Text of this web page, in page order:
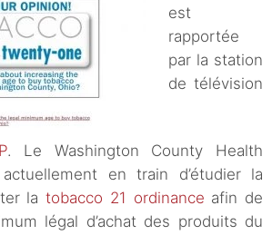
est
rapportée
par la station
de télévision
. Le Washington County Health
en train d’étudier la
latobacco 21 ordinance afin de
légal d’achat des produits du